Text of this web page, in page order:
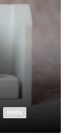
HÍREK